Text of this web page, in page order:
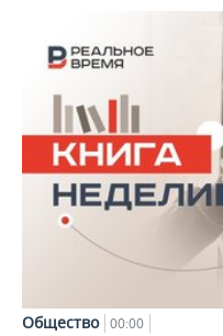
Общество 00:00